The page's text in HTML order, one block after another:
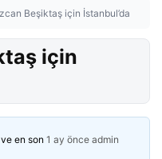
Beşiktaş için İstanbul’da
için
en son 1 ay önce admin